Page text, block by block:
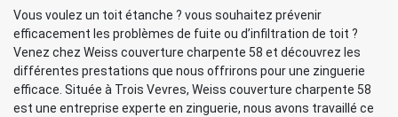
Vous voulez un toit étanche ? vous souhaitez prévenir
efficacement les problèmes de fuite ou d’infiltration de toit ?
Venez chez Weiss couverture charpente 58 et découvrez les
différentes prestations que nous offrirons pour une zinguerie
efficace. Située à Trois Vevres, Weiss couverture charpente 58
est une entreprise experte en zinguerie, nous avons travaillé ce